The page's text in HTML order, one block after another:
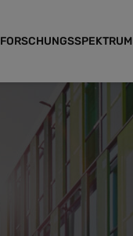
FORSCHUNGSSPEKTRUM